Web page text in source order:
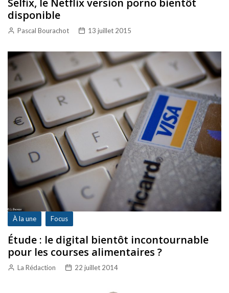
Selfix, le Netflix version porno bientôt
disponible
Pascal Bourachot 13 juillet 2015
À la une Focus
Étude : le digital bientôt incontournable
pour les courses alimentaires ?
La Rédaction 22 juillet 2014